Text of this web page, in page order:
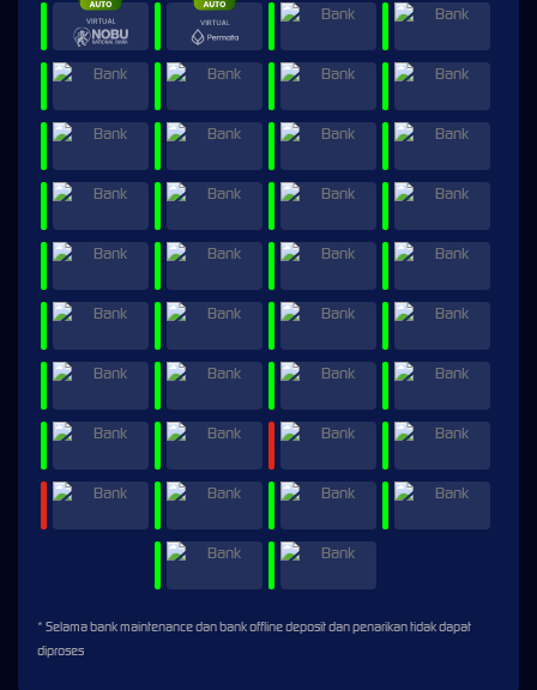
* Selama bank maintenance dan bank offline deposit dan penarikan tidak dapat
diproses